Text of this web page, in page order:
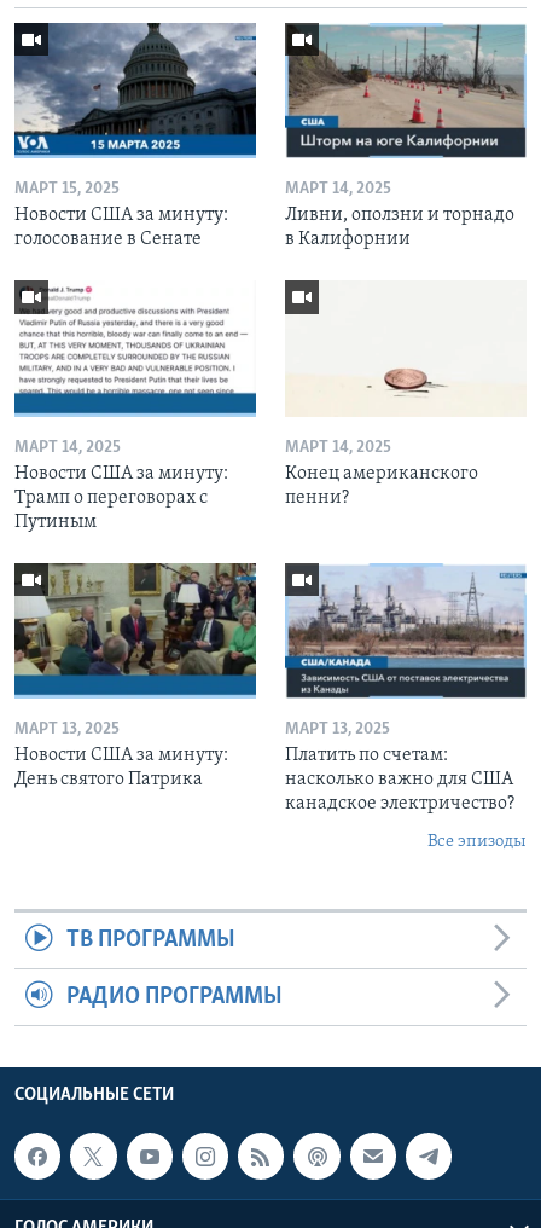
МАРТ 15, 2025
Новости США за минуту:
голосование в Сенате
МАРТ 14, 2025
Ливни, оползни и торнадо
в Калифорнии
МАРТ 14, 2025
Новости США за минуту:
Трамп о переговорах с
Путиным
МАРТ 14, 2025
Конец американского
пенни?
МАРТ 13, 2025
Новости США за минуту:
День святого Патрика
МАРТ 13, 2025
Платить по счетам:
насколько важно для США
канадское электричество?
Все эпизоды
ТВ ПРОГРАММЫ
РАДИО ПРОГРАММЫ
СОЦИАЛЬНЫЕ СЕТИ